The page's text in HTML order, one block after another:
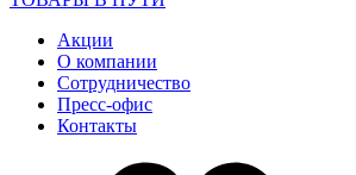
Акции
О компании
Сотрудничество
Пресс-офис
Контакты